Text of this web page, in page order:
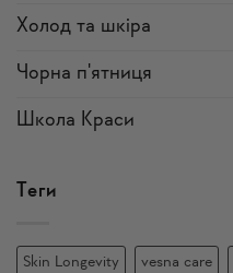
Холод та шкіра
Чорна п'ятниця
Школа Краси
Теги
Skin Longevity vesna care